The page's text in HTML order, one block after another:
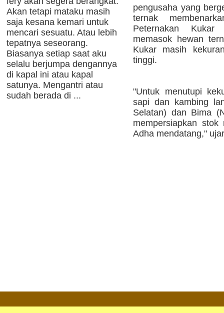
Akan tetapi mataku masih
saja kesana kemari untuk
mencari sesuatu. Atau lebih
tepatnya seseorang.
Biasanya setiap saat aku
selalu berjumpa dengannya
di kapal ini atau kapal
satunya. Mengantri atau
sudah berada di ...
pengusaha yang
ternak
Peternakan Kukar
memasok hewan
Kukar masih
tinggi.
"Untuk menutupi
sapi dan kambing
Selatan) dan Bima
mempersiapkan
Adha mendatang,"